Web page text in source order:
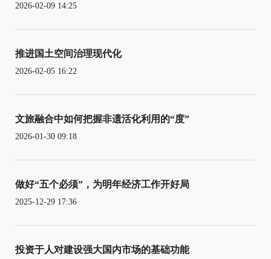
2026-02-09 14:25
推进国土空间治理现代化
2026-02-05 16:22
文旅融合中如何把握非遗活化利用的“度”
2026-01-30 09:18
做好“五个必须”，为明年经济工作开好局
2025-12-29 17:36
投资于人对建设强大国内市场的基础功能